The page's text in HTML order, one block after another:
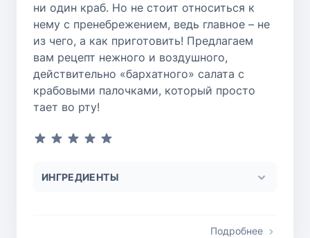
ни один краб. Но не стоит относиться к
нему с пренебрежением, ведь главное – не
из чего, а как приготовить! Предлагаем
вам рецепт нежного и воздушного,
действительно «бархатного» салата с
крабовыми палочками, который просто
тает во рту!
ИНГРЕДИЕНТЫ
Подробнее